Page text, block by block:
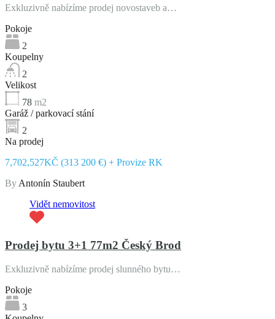
Exkluzivně nabízíme prodej novostaveb a…
Pokoje
2
Koupelny
2
Velikost
78 m2
Garáž / parkovací stání
2
Na prodej
7,702,527KČ (313 200 €) + Provize RK
By Antonín Staubert
Vidět nemovitost
Prodej bytu 3+1 77m2 Český Brod
Exkluzivně nabízíme prodej slunného bytu…
Pokoje
3